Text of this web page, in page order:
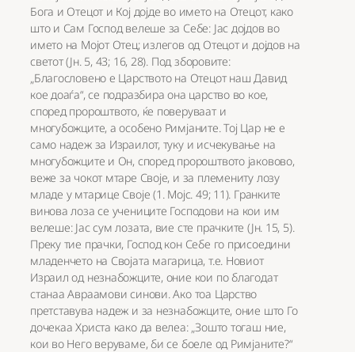
Бога и Отецот и Кој дојде во името на Отецот, како
што и Сам Господ велеше за Себе: Јас дојдов во
името на Мојот Отец; излегов од Отецот и дојдов на
светот (Јн. 5, 43; 16, 28). Под зборовите:
„Благословено е Царството на Отецот наш Давид
кое доаѓа“, се подразбира она царство во кое,
според пророштвото, ќе поверуваат и
многубожците, а особено Римјаните. Тој Цар не е
само надеж за Израилот, туку и исчекување на
многубожците и Он, според пророштвото јаковово,
веже за чокот мтаре Своје, и за племениту лозу
младе у мтарице Своје (1. Мојс. 49; 11). Гранките
винова лоза се учениците Господови на кои им
велеше: Јас сум лозата, вие сте прачките (Јн. 15, 5).
Преку тие прачки, Господ кон Себе го присоедини
младенчето на Својата магарица, т.е. Новиот
Израил од незнабожците, оние кои по благодат
станаа Авраамови синови. Ако тоа Царство
претставува надеж и за незнабожците, оние што Го
дочекаа Христа како да велеа: „Зошто тогаш ние,
кои во Него веруваме, би се боеле од Римјаните?“